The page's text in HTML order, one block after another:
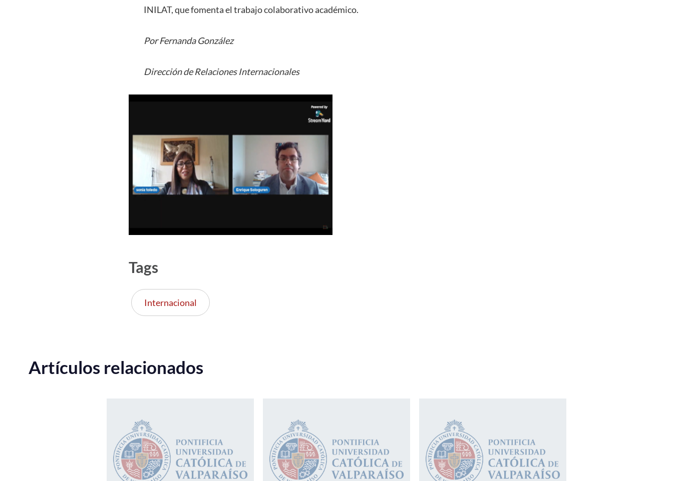
INILAT, que fomenta el trabajo colaborativo académico.
Por Fernanda González
Dirección de Relaciones Internacionales
Tags
Internacional
Artículos relacionados